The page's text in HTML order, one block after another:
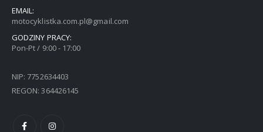
EMAIL:
motocyklistka.com.pl@gmail.com
GODZINY PRACY:
Pon-Pt / 9:00 - 17:00
NIP: 7752634403
REGON: 364426145